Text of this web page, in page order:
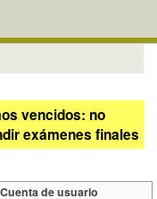
vencidos: no
exámenes finales
Cuenta de usuario